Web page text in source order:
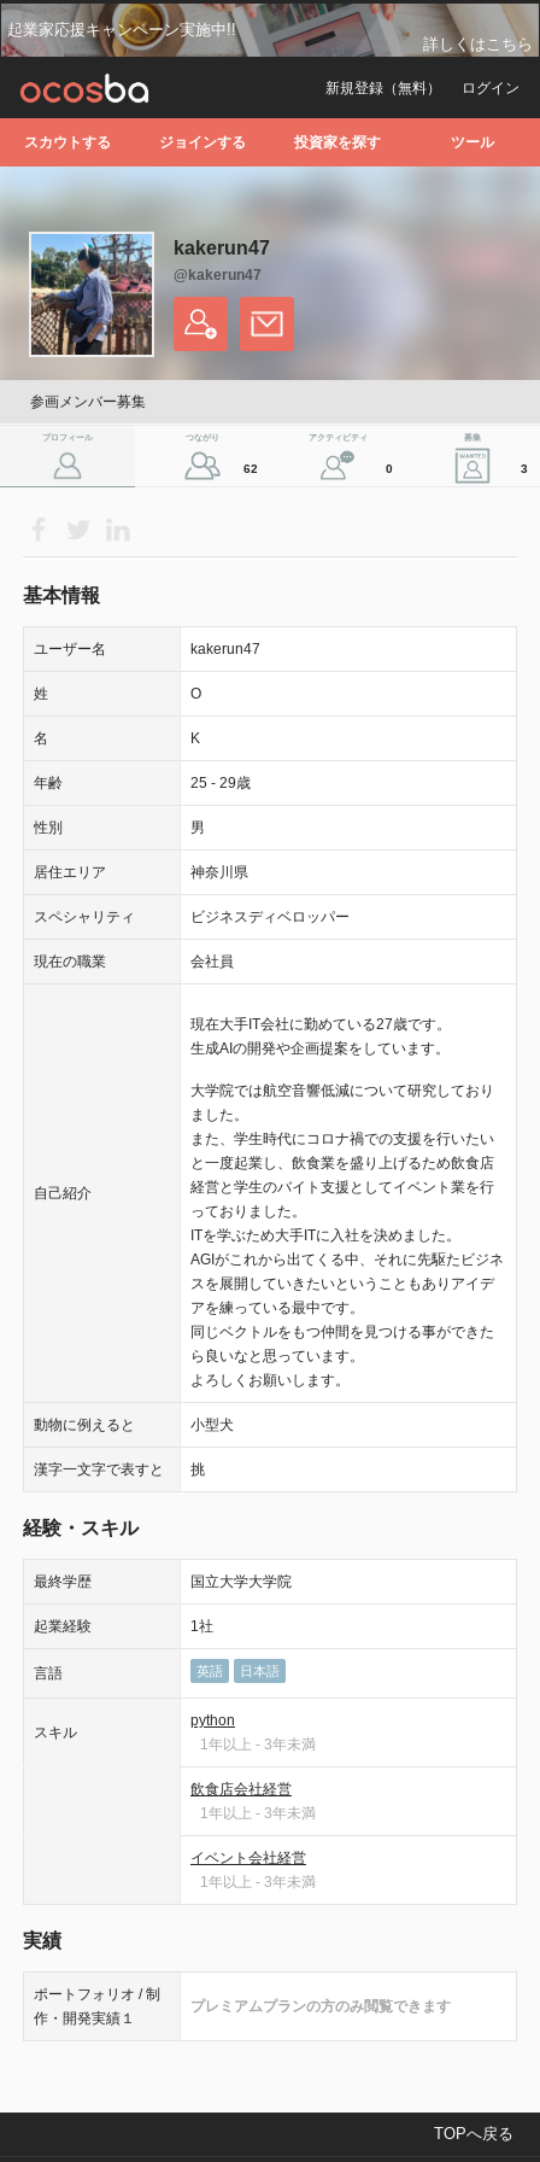
起業家応援キャンペーン実施中!!
詳しくはこちら
ログイン
新規登録（無料）
スカウトする ジョインする 投資家を探す ツール
kakerun47
@kakerun47
参画メンバー募集
プロフィール つながり
62
アクティビティ
0
募集
3
基本情報
ユーザー名 kakerun47
姓 O
名 K
年齢 25 - 29歳
性別 男
居住エリア 神奈川県
スペシャリティ ビジネスディベロッパー
現在の職業 会社員
自己紹介
現在大手IT会社に勤めている27歳です。
生成AIの開発や企画提案をしています。
大学院では航空音響低減について研究しており
ました。
また、学生時代にコロナ禍での支援を行いたい
と一度起業し、飲食業を盛り上げるため飲食店
経営と学生のバイト支援としてイベント業を行
っておりました。
ITを学ぶため大手ITに入社を決めました。
AGIがこれから出てくる中、それに先駆たビジネ
スを展開していきたいということもありアイデ
アを練っている最中です。
同じベクトルをもつ仲間を見つける事ができた
ら良いなと思っています。
よろしくお願いします。
動物に例えると 小型犬
漢字一文字で表すと 挑
経験・スキル
最終学歴 国立大学大学院
起業経験 1社
言語 英語 日本語
スキル
python
1年以上 - 3年未満
飲食店会社経営
1年以上 - 3年未満
イベント会社経営
1年以上 - 3年未満
実績
ポートフォリオ / 制
作・開発実績１
プレミアムプランの方のみ閲覧できます
TOPへ戻る